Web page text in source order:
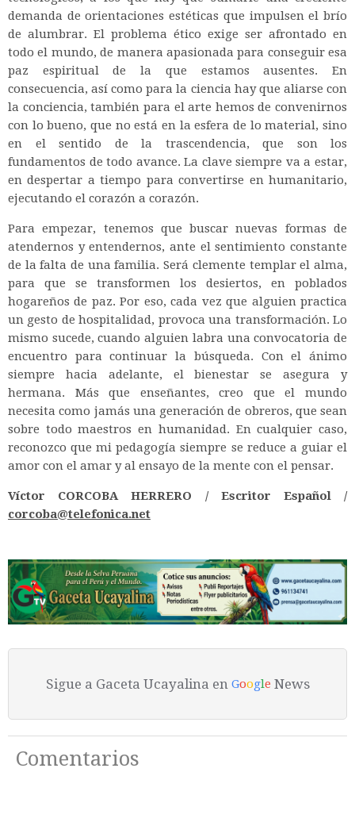
demanda de orientaciones estéticas que impulsen el brío
de alumbrar. El problema ético exige ser afrontado en
todo el mundo, de manera apasionada para conseguir esa
paz espiritual de la que estamos ausentes. En
consecuencia, así como para la ciencia hay que aliarse con
la conciencia, también para el arte hemos de convenirnos
con lo bueno, que no está en la esfera de lo material, sino
en el sentido de la trascendencia, que son los
fundamentos de todo avance. La clave siempre va a estar,
en despertar a tiempo para convertirse en humanitario,
ejecutando el corazón a corazón.
Para empezar, tenemos que buscar nuevas formas de
atendernos y entendernos, ante el sentimiento constante
de la falta de una familia. Será clemente templar el alma,
para que se transformen los desiertos, en poblados
hogareños de paz. Por eso, cada vez que alguien practica
un gesto de hospitalidad, provoca una transformación. Lo
mismo sucede, cuando alguien labra una convocatoria de
encuentro para continuar la búsqueda. Con el ánimo
siempre hacia adelante, el bienestar se asegura y
hermana. Más que enseñantes, creo que el mundo
necesita como jamás una generación de obreros, que sean
sobre todo maestros en humanidad. En cualquier caso,
reconozco que mi pedagogía siempre se reduce a guiar el
amor con el amar y al ensayo de la mente con el pensar.
Víctor CORCOBA HERRERO / Escritor Español /
corcoba@telefonica.net
Sigue a Gaceta Ucayalina en Google News
Comentarios